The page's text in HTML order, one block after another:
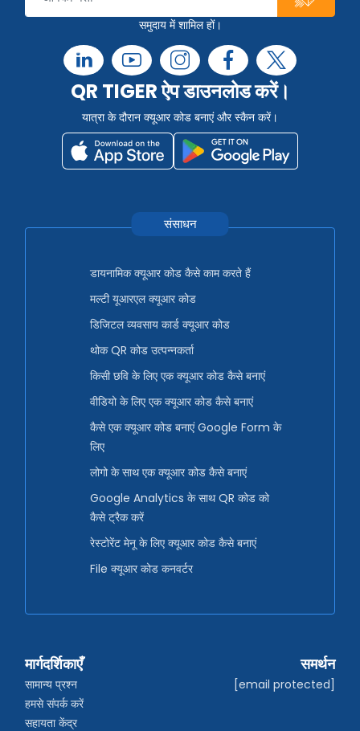
समुदाय में शामिल हों।
QR TIGER ऐप डाउनलोड करें।
यात्रा के दौरान क्यूआर कोड बनाएं और स्कैन करें।
संसाधन
डायनामिक क्यूआर कोड कैसे काम करते हैं
मल्टी यूआरएल क्यूआर कोड
डिजिटल व्यवसाय कार्ड क्यूआर कोड
थोक QR कोड उत्पन्नकर्ता
किसी छवि के लिए एक क्यूआर कोड कैसे बनाएं
वीडियो के लिए एक क्यूआर कोड कैसे बनाएं
कैसे एक क्यूआर कोड बनाएं Google Form के
लिए
लोगो के साथ एक क्यूआर कोड कैसे बनाएं
Google Analytics के साथ QR कोड को
कैसे ट्रैक करें
रेस्टोरेंट मेनू के लिए क्यूआर कोड कैसे बनाएं
File क्यूआर कोड कनवर्टर
मार्गदर्शिकाएँ
सामान्य प्रश्न
हमसे संपर्क करें
सहायता केंद्र
समर्थन
[email protected]